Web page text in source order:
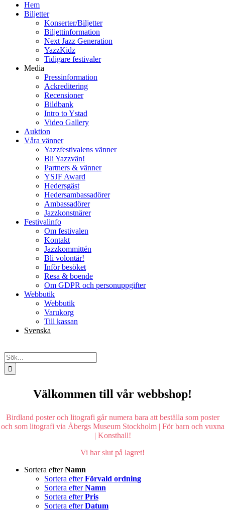
Hem
Biljetter
Konserter/Biljetter
Biljettinformation
Next Jazz Generation
YazzKidz
Tidigare festivaler
Media
Pressinformation
Ackreditering
Recensioner
Bildbank
Intro to Ystad
Video Gallery
Auktion
Våra vänner
Yazzfestivalens vänner
Bli Yazzvän!
Partners & vänner
YSJF Award
Hedersgäst
Hedersambassadörer
Ambassadörer
Jazzkonstnärer
Festivalinfo
Om festivalen
Kontakt
Jazzkommittén
Bli volontär!
Inför besöket
Resa & boende
Om GDPR och personuppgifter
Webbutik
Webbutik
Varukorg
Till kassan
Svenska
Sök
efter:
Välkommen till vår webbshop!
Birdland poster och litografi går numera bara att beställa som poster
och som litografi via Åbergs Museum Stockholm | För barn och vuxna
| Konsthall!
Vi har slut på lagret!
Sortera efterNamn
Sortera efterFörvald ordning
Sortera efterNamn
Sortera efterPris
Sortera efterDatum